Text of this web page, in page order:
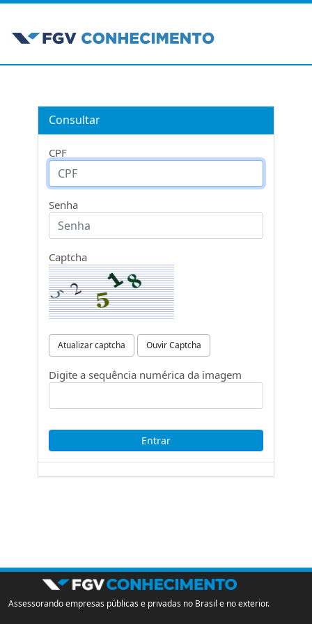
Consultar
CPF
Senha
Captcha
Atualizar captcha Ouvir Captcha
Digite a sequência numérica da imagem
Assessorando empresas públicas e privadas no Brasil e no exterior.